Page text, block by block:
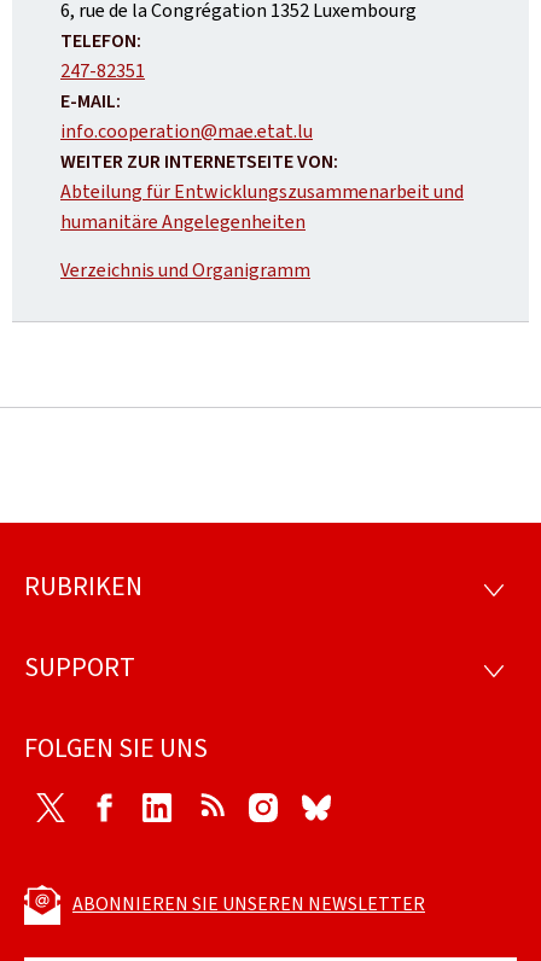
ADRESSE:
6, rue de la Congrégation 1352Luxembourg
TELEFON:
247-82351
E-MAIL:
info.cooperation@mae.etat.lu
WEITER ZUR INTERNETSEITE VON:
Abteilung für Entwicklungszusammenarbeit und
humanitäre Angelegenheiten
Verzeichnis und Organigramm
Footer
RUBRIKEN
SUPPORT
FOLGEN SIE UNS
Twitter FacebookLinkedIn RSS Instagram
ABONNIEREN SIE UNSEREN NEWSLETTER